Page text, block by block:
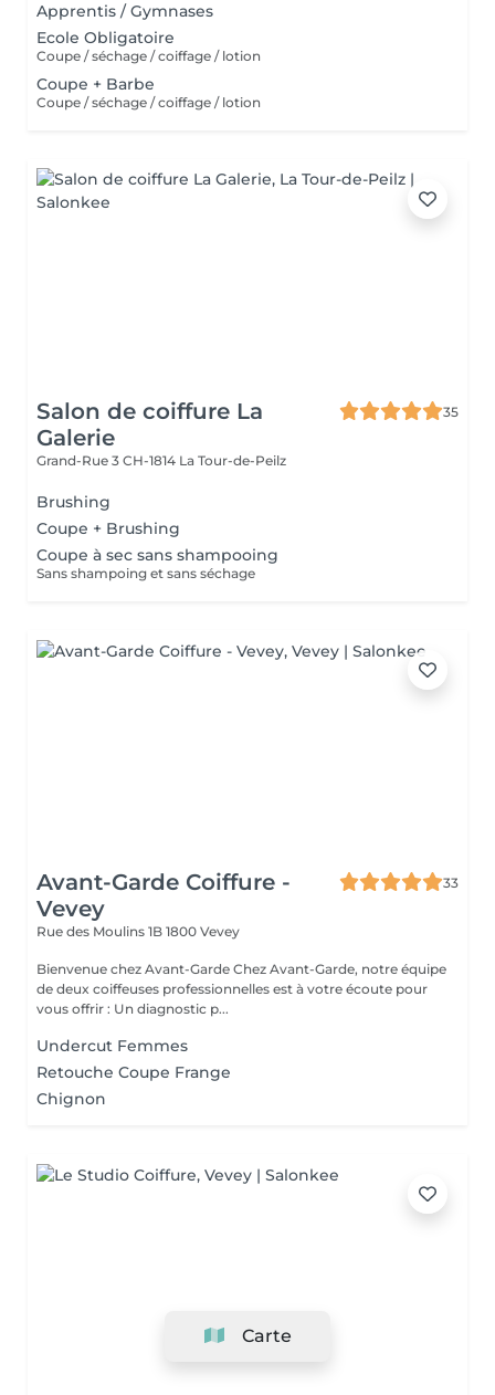
Apprentis / Gymnases
Ecole Obligatoire
Coupe / séchage / coiffage / lotion
Coupe + Barbe
Coupe / séchage / coiffage / lotion
Salon de coiffure La
Galerie
35
Grand-Rue 3 CH-1814 La Tour-de-Peilz
Brushing
Coupe + Brushing
Coupe à sec sans shampooing
Sans shampoing et sans séchage
Avant-Garde Coiffure -
Vevey
33
Rue des Moulins 1B 1800 Vevey
Bienvenue chez Avant-Garde Chez Avant-Garde, notre équipe
de deux coiffeuses professionnelles est à votre écoute pour
vous offrir : Un diagnostic p...
Undercut Femmes
Retouche Coupe Frange
Chignon
Carte